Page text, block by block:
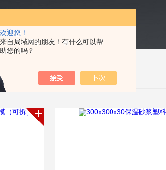
欢迎您！
来自局域网的朋友！有什么可以帮
助您的吗？